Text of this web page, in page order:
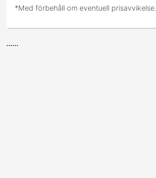
*Med förbehåll om eventuell prisavvikelse.
......